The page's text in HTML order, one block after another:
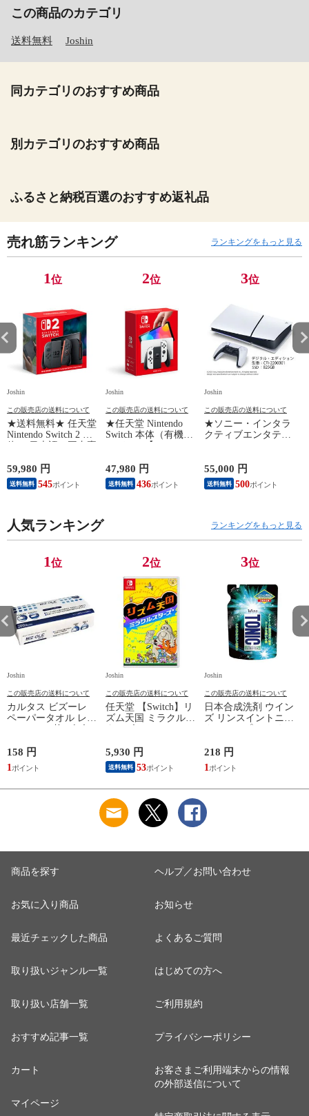
この商品のカテゴリ
送料無料 Joshin
同カテゴリのおすすめ商品
別カテゴリのおすすめ商品
ふるさと納税百選のおすすめ返礼品
売れ筋ランキング ランキングをもっと見る
1位
Joshin
この販売店の送料について
★送料無料★ 任天堂
Nintendo Switch 2 本
KB6CA NSW2ホンタ
イ 【返品種別B】
59,980 円
送料無料 545
2位
Joshin
この販売店の送料について
★任天堂 Nintendo
Switch 本体（有機EL
ト】 HEG-S-KAAAA
NSWホンタイホワイ
ト ユウキELモデル
47,980 円
送料無料 436
3位
Joshin
この販売店の送料について
★ソニー・インタラ
クティブエンタテイ
ション 日本語専用
Console Language:
Japanese only（CFI-
55,000 円
送料無料 500
人気ランキング ランキングをもっと見る
1位
Joshin
この販売店の送料について
カルタス ビズーレ
ペーパータオル レギ
【返品種別A】
158 円
1
2位
Joshin
この販売店の送料について
任天堂 【Switch】リ
ズム天国 ミラクルス
テンゴク ミラクルス
タ-ズ 【返品種別B】
5,930 円
送料無料 53
3位
Joshin
この販売店の送料について
日本合成洗剤 ウイン
ズ リンスイントニッ
シヤンプ-カエ 【返
品種別A】
218 円
1
商品を探す
お気に入り商品
最近チェックした商品
取り扱いジャンル一覧
取り扱い店舗一覧
おすすめ記事一覧
カート
マイページ
ヘルプ／お問い合わせ
お知らせ
よくあるご質問
はじめての方へ
ご利用規約
プライバシーポリシー
お客さまご利用端末からの情報
の外部送信について